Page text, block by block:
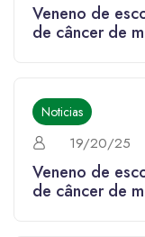
Veneno de
de câncer de
Noticias
19/20/25
Veneno de
de câncer de